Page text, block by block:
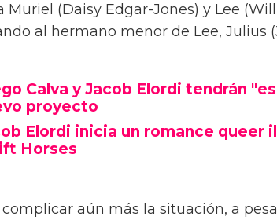
Muriel (Daisy Edgar-Jones) y Lee
al hermano menor de Lee, Julius
Calva y Jacob Elordi tendrán
proyecto
Elordi inicia un romance queer
Horses
complicar aún más la situación, a